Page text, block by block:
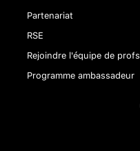
Partenariat
RSE
Rejoindre l'équipe de profs
Programme ambassadeur